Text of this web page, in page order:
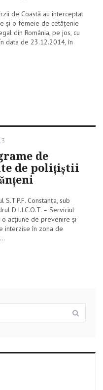
de Coastă au interceptat
şi o femeie de cetăţenie
din România, pe jos, cu
data de 23.12.2014, în
de
de poliţiştii
Constanţa, sub
D.I.I.C.O.T. – Serviciul
o acţiune de prevenire şi
interzise în zona de